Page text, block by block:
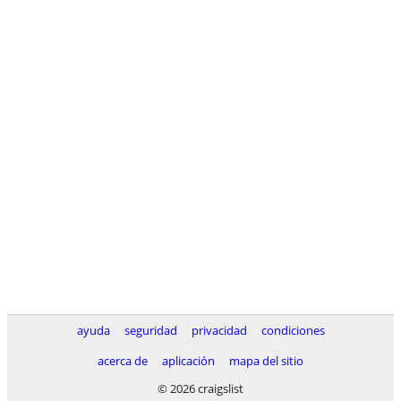
ayuda seguridad privacidad
condiciones
acerca de
aplicación
mapa del sitio
© 2026 craigslist